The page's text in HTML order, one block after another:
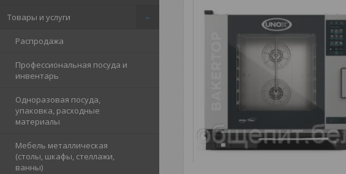
Товары и услуги
Распродажа
Профессиональная посуда и
инвентарь
Одноразовая посуда,
упаковка, расходные
материалы
Мебель металлическая
(столы, шкафы, стеллажи,
ванны)